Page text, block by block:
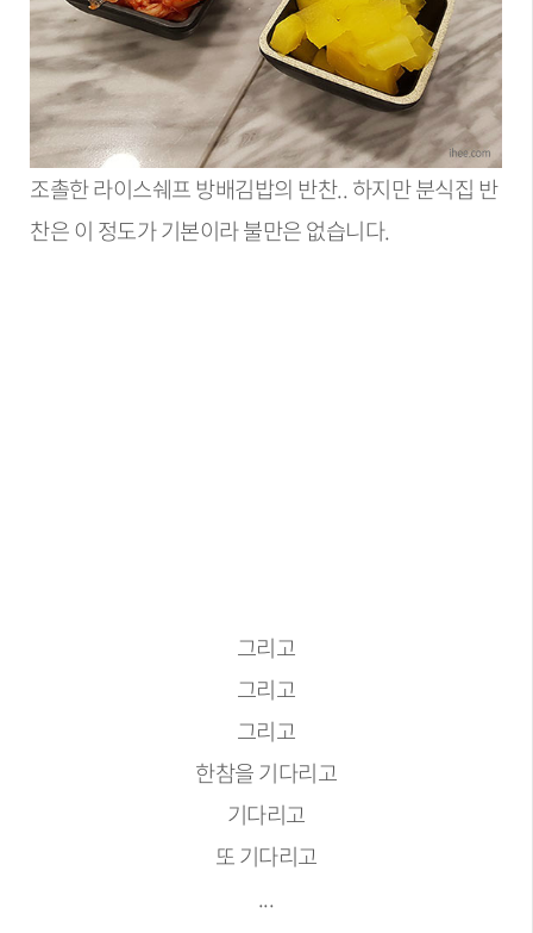
조촐한 라이스쉐프 방배김밥의 반찬.. 하지만 분식집 반
찬은 이 정도가 기본이라 불만은 없습니다.
그리고
그리고
그리고
한참을 기다리고
기다리고
또 기다리고
...